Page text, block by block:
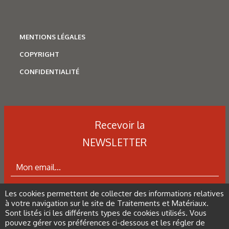
Caractérisation des hydrures
de titane : revue des principales
techniques d’analyse
MENTIONS LÉGALES
COPYRIGHT
CONFIDENTIALITÉ
Recevoir la
NEWSLETTER
ABONNEZ-VOUS À LA NEWSLETTER
Les cookies permettent de collecter des informations relatives
à votre navigation sur le site de Traitements et Matériaux.
Sont listés ici les différents types de cookies utilisés. Vous
pouvez gérer vos préférences ci-dessous et les régler de